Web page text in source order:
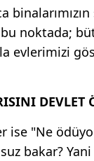
noktada;
evlerimizi
DEVLET
ise "Ne
bakar?